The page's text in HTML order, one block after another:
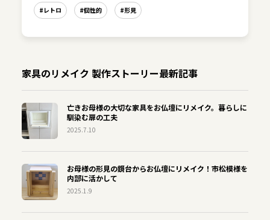
#レトロ #個性的 #形見
家具のリメイク 製作ストーリー最新記事
亡きお母様の大切な家具をお仏壇にリメイク。暮らしに
馴染む扉の工夫
2025.7.10
お母様の形見の鏡台からお仏壇にリメイク！市松模様を
内部に活かして
2025.1.9